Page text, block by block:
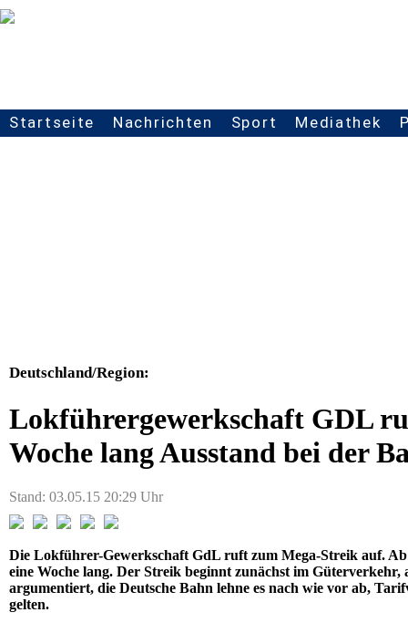
Seitennavigation
Startseite Nachrichten Sport Mediathek
Deutschland/Region:
Lokführergewerkschaft GDL
Woche lang Ausstand bei der
Stand: 03.05.15 20:29 Uhr
Die Lokführer-Gewerkschaft GdL ruft zum Mega-Streik auf.
eine Woche lang. Der Streik beginnt zunächst im
argumentiert, die Deutsche Bahn lehne es nach wie vor ab,
gelten.